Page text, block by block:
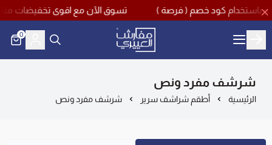
تسوق الآن مع اقوى تخفيضات منتصف العام بخصم يصل حتى 60% مع كود خصم اضافي
مفارش العييري
0
شرشف مفرد ونص
الرئيسية أطقم شراشف سرير شرشف مفرد ونص